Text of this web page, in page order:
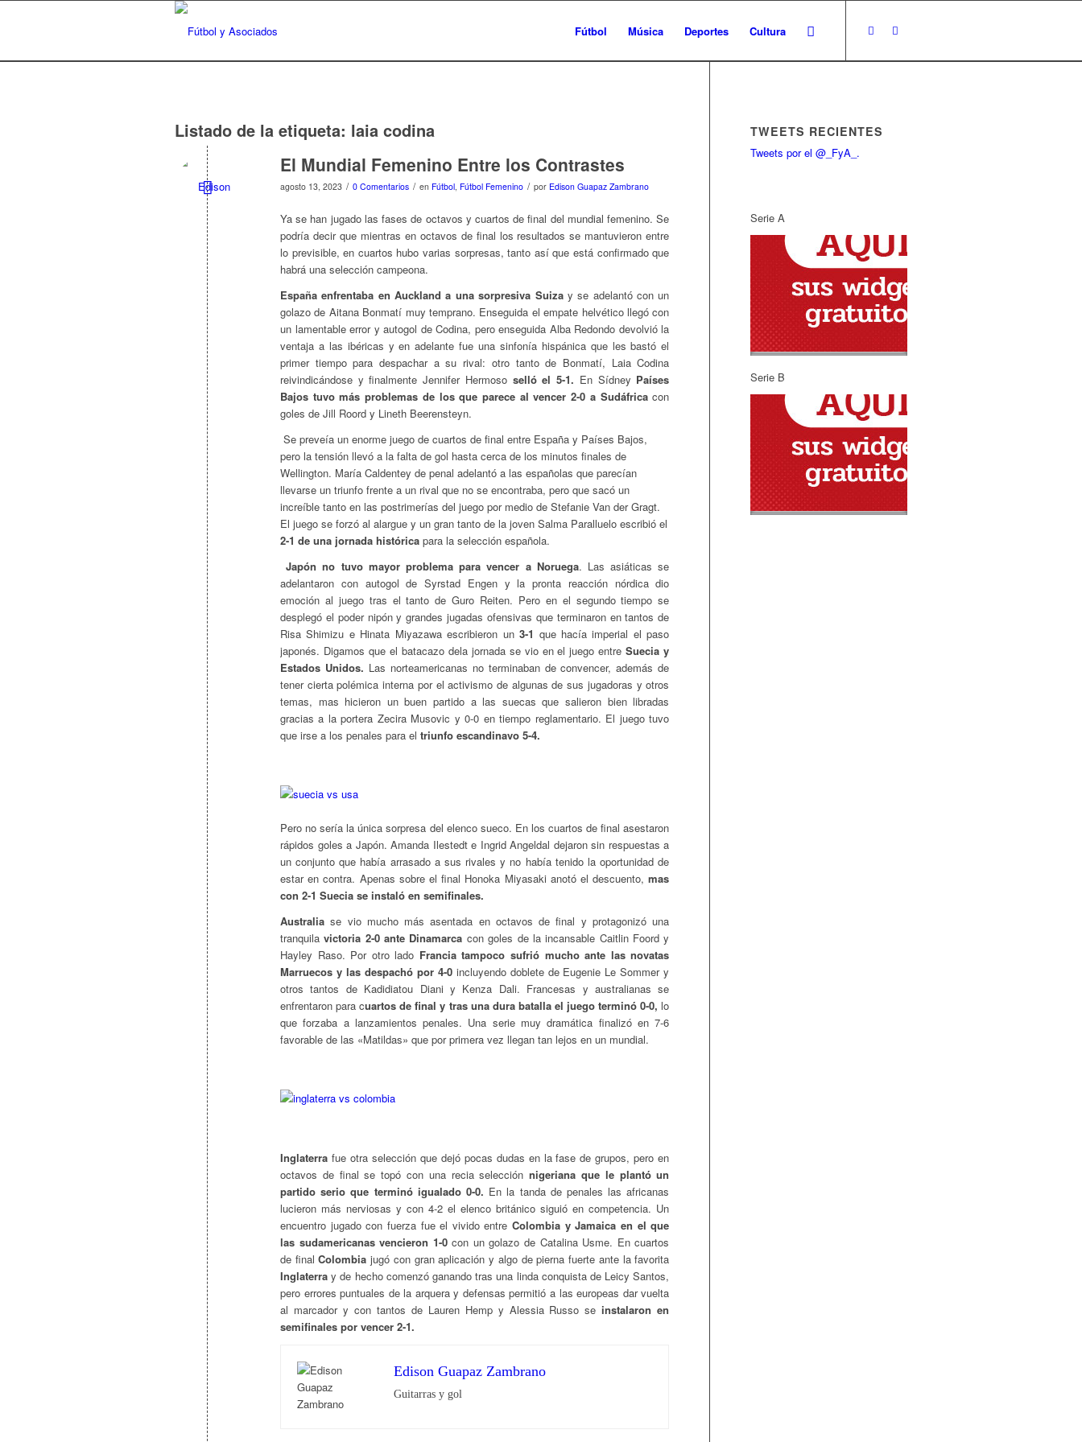
Fútbol Música Deportes Cultura
Listado de la etiqueta: laia codina
El Mundial Femenino Entre los Contrastes
agosto 13, 2023 / 0 Comentarios / en Fútbol, Fútbol Femenino / por Edison Guapaz Zambrano
Ya se han jugado las fases de octavos y cuartos de final del mundial femenino. Se
podría decir que mientras en octavos de final los resultados se mantuvieron entre
lo previsible, en cuartos hubo varias sorpresas, tanto así que está confirmado que
habrá una selección campeona.
España enfrentaba en Auckland a una sorpresiva Suizay se adelantó con un
golazo de Aitana Bonmatí muy temprano. Enseguida el empate helvético llegó con
un lamentable error y autogol de Codina, pero enseguida Alba Redondo devolvió la
ventaja a las ibéricas y en adelante fue una sinfonía hispánica que les bastó el
primer tiempo para despachar a su rival: otro tanto de Bonmatí, Laia Codina
reivindicándose y finalmente Jennifer Hermoso selló el 5-1. En Sídney Países
Bajos tuvo más problemas de los que parece al vencer 2-0 a Sudáfricacon
goles de Jill Roord y Lineth Beerensteyn.
Se preveía un enorme juego de cuartos de final entre España y Países Bajos,
pero la tensión llevó a la falta de gol hasta cerca de los minutos finales de
Wellington. María Caldentey de penal adelantó a las españolas que parecían
llevarse un triunfo frente a un rival que no se encontraba, pero que sacó un
increíble tanto en las postrimerías del juego por medio de Stefanie Van der Gragt.
El juego se forzó al alargue y un gran tanto de la joven Salma Paralluelo escribió el
2-1 de una jornada histórica para la selección española.
Japón no tuvo mayor problema para vencer a Noruega. Las asiáticas se
adelantaron con autogol de Syrstad Engen y la pronta reacción nórdica dio
emoción al juego tras el tanto de Guro Reiten. Pero en el segundo tiempo se
desplegó el poder nipón y grandes jugadas ofensivas que terminaron en tantos de
Risa Shimizu e Hinata Miyazawa escribieron un3-1 que hacía imperial el paso
japonés. Digamos que el batacazo dela jornada se vio en el juego entreSuecia y
Estados Unidos. Las norteamericanas no terminaban de convencer, además de
tener cierta polémica interna por el activismo de algunas de sus jugadoras y otros
temas, mas hicieron un buen partido a las suecas que salieron bien libradas
gracias a la portera Zecira Musovic y 0-0 en tiempo reglamentario. El juego tuvo
que irse a los penales para el triunfo escandinavo 5-4.
Pero no sería la única sorpresa del elenco sueco. En los cuartos de final asestaron
rápidos goles a Japón. Amanda Ilestedt e Ingrid Angeldal dejaron sin respuestas a
un conjunto que había arrasado a sus rivales y no había tenido la oportunidad de
estar en contra. Apenas sobre el final Honoka Miyasaki anotó el descuento,mas
con 2-1 Suecia se instaló en semifinales.
Australia se vio mucho más asentada en octavos de final y protagonizó una
tranquilavictoria 2-0 ante Dinamarca con goles de la incansable Caitlin Foord y
Hayley Raso. Por otro lado Francia tampoco sufrió mucho ante las novatas
Marruecos y las despachó por 4-0incluyendo doblete de Eugenie Le Sommer y
otros tantos de Kadidiatou Diani y Kenza Dali. Francesas y australianas se
enfrentaron para cuartos de final y tras una dura batalla el juego terminó 0-0, lo
que forzaba a lanzamientos penales. Una serie muy dramática finalizó en 7-6
favorable de las «Matildas» que por primera vez llegan tan lejos en un mundial.
Inglaterra fue otra selección que dejó pocas dudas en la fase de grupos, pero en
octavos de final se topó con una recia selecciónnigeriana que le plantó un
partido serio que terminó igualado 0-0. En la tanda de penales las africanas
lucieron más nerviosas y con 4-2 el elenco británico siguió en competencia. Un
encuentro jugado con fuerza fue el vivido entreColombia y Jamaica en el que
las sudamericanas vencieron 1-0con un golazo de Catalina Usme. En cuartos
de final Colombia jugó con gran aplicación y algo de pierna fuerte ante la favorita
Inglaterra y de hecho comenzó ganando tras una linda conquista de Leicy Santos,
pero errores puntuales de la arquera y defensas permitió a las europeas dar vuelta
al marcador y con tantos de Lauren Hemp y Alessia Russo se instalaron en
semifinales por vencer 2-1.
Edison Guapaz Zambrano
Guitarras y gol
TWEETS RECIENTES
Tweets por el @_FyA_.
Serie A
Serie B